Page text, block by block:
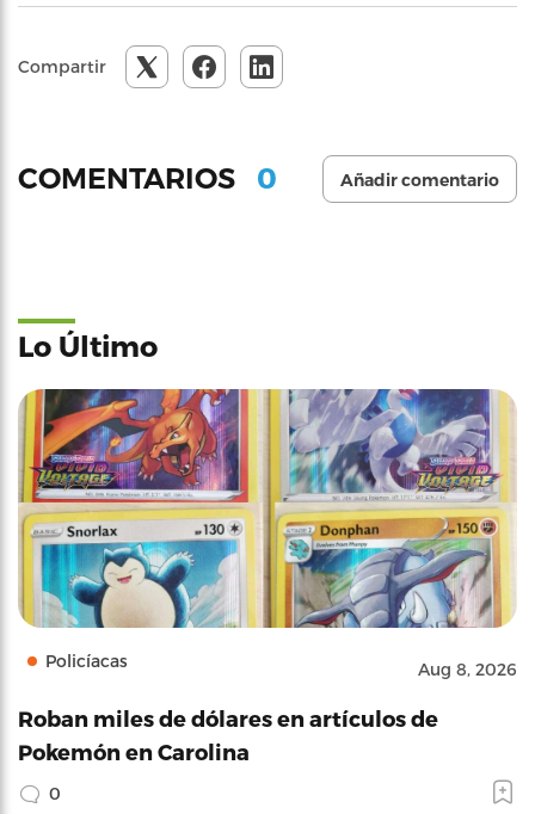
Compartir
COMENTARIOS 0 Añadir comentario
Lo Último
Policíacas Aug 8, 2026
Roban miles de dólares en artículos de
Pokemón en Carolina
0